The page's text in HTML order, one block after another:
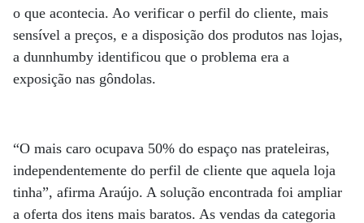
o que acontecia. Ao verificar o perfil do cliente, mais
sensível a preços, e a disposição dos produtos nas lojas,
a dunnhumby identificou que o problema era a
exposição nas gôndolas.
“O mais caro ocupava 50% do espaço nas prateleiras,
independentemente do perfil de cliente que aquela loja
tinha”, afirma Araújo. A solução encontrada foi ampliar
a oferta dos itens mais baratos. As vendas da categoria